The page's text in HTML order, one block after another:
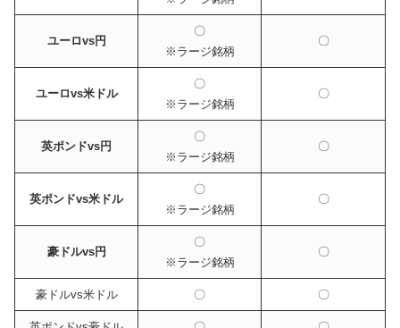
ユーロvs円
〇
※ラージ銘柄
〇
ユーロvs米ドル
〇
※ラージ銘柄
〇
英ポンドvs円
〇
※ラージ銘柄
〇
英ポンドvs米ドル
〇
※ラージ銘柄
〇
豪ドルvs円
〇
※ラージ銘柄
〇
豪ドルvs米ドル 〇 〇